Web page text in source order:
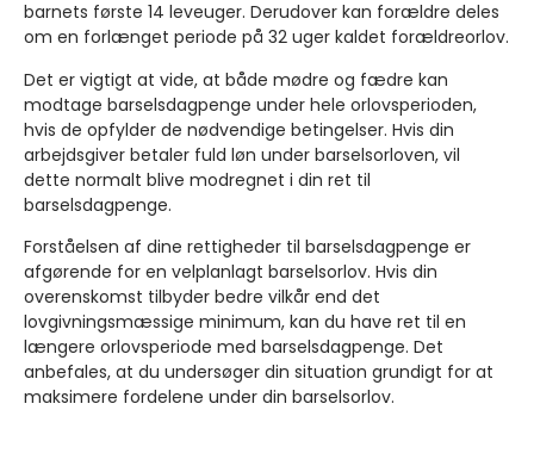
barnets første 14 leveuger. Derudover kan forældre deles
om en forlænget periode på 32 uger kaldet forældreorlov.
Det er vigtigt at vide, at både mødre og fædre kan
modtage barselsdagpenge under hele orlovsperioden,
hvis de opfylder de nødvendige betingelser. Hvis din
arbejdsgiver betaler fuld løn under barselsorloven, vil
dette normalt blive modregnet i din ret til
barselsdagpenge.
Forståelsen af dine rettigheder til barselsdagpenge er
afgørende for en velplanlagt barselsorlov. Hvis din
overenskomst tilbyder bedre vilkår end det
lovgivningsmæssige minimum, kan du have ret til en
længere orlovsperiode med barselsdagpenge. Det
anbefales, at du undersøger din situation grundigt for at
maksimere fordelene under din barselsorlov.